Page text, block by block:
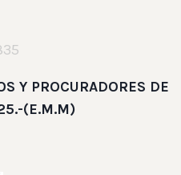
Y PROCURADORES DE
(E.M.M)